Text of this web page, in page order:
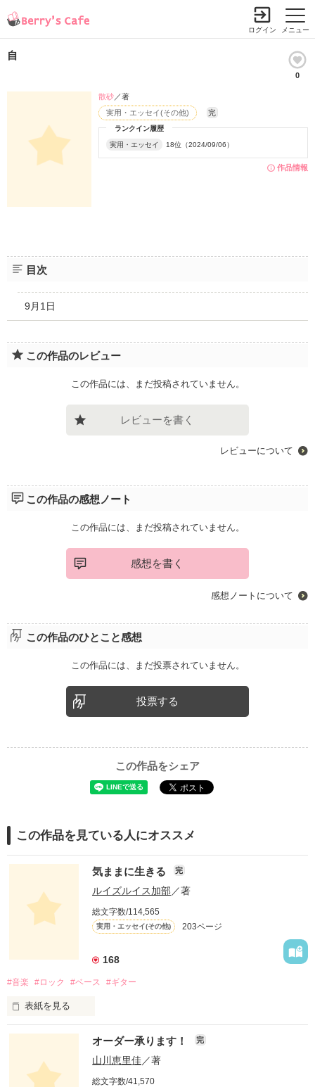
メニュー
ログイン
自
0
作品情報
ランクイン履歴
実用・エッセイ 18位（2024/09/06）
実用・エッセイ(その他) 完
散砂／著
目次
9月1日
この作品のレビュー
この作品には、まだ投稿されていません。
レビューを書く
レビューについて
この作品の感想ノート
この作品には、まだ投稿されていません。
感想を書く
感想ノートについて
この作品のひとこと感想
この作品には、まだ投票されていません。
投票する
この作品をシェア
この作品を見ている人にオススメ
気ままに生きる 完
ルイズルイス加部 ／著
総文字数/114,565
実用・エッセイ(その他) 203ページ
168
#音楽 #ロック #ベース #ギター
表紙を見る
どういうふうに生きるとかはあまり考えていなかったよ。
オーダー承ります！ 完
山川恵里佳／著
総文字数/41,570